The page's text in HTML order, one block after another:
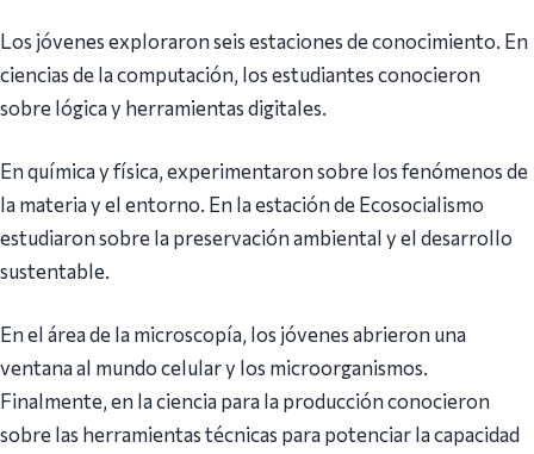
Los jóvenes exploraron seis estaciones de conocimiento. En
ciencias de la computación, los estudiantes conocieron
sobre lógica y herramientas digitales.
En química y física, experimentaron sobre los fenómenos de
la materia y el entorno. En la estación de Ecosocialismo
estudiaron sobre la preservación ambiental y el desarrollo
sustentable.
En el área de la microscopía, los jóvenes abrieron una
ventana al mundo celular y los microorganismos.
Finalmente, en la ciencia para la producción conocieron
sobre las herramientas técnicas para potenciar la capacidad